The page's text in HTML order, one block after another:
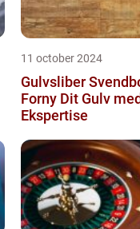
11 october 2024
Gulvsliber
Forny Dit Gulv
Ekspertise